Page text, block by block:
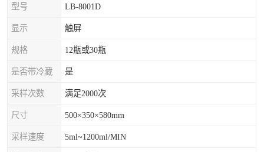
型号 LB-8001D
显示 触屏
规格 12瓶或30瓶
是否带冷藏 是
采样次数 满足2000次
尺寸 500×350×580mm
采样速度 5ml~1200ml/MIN